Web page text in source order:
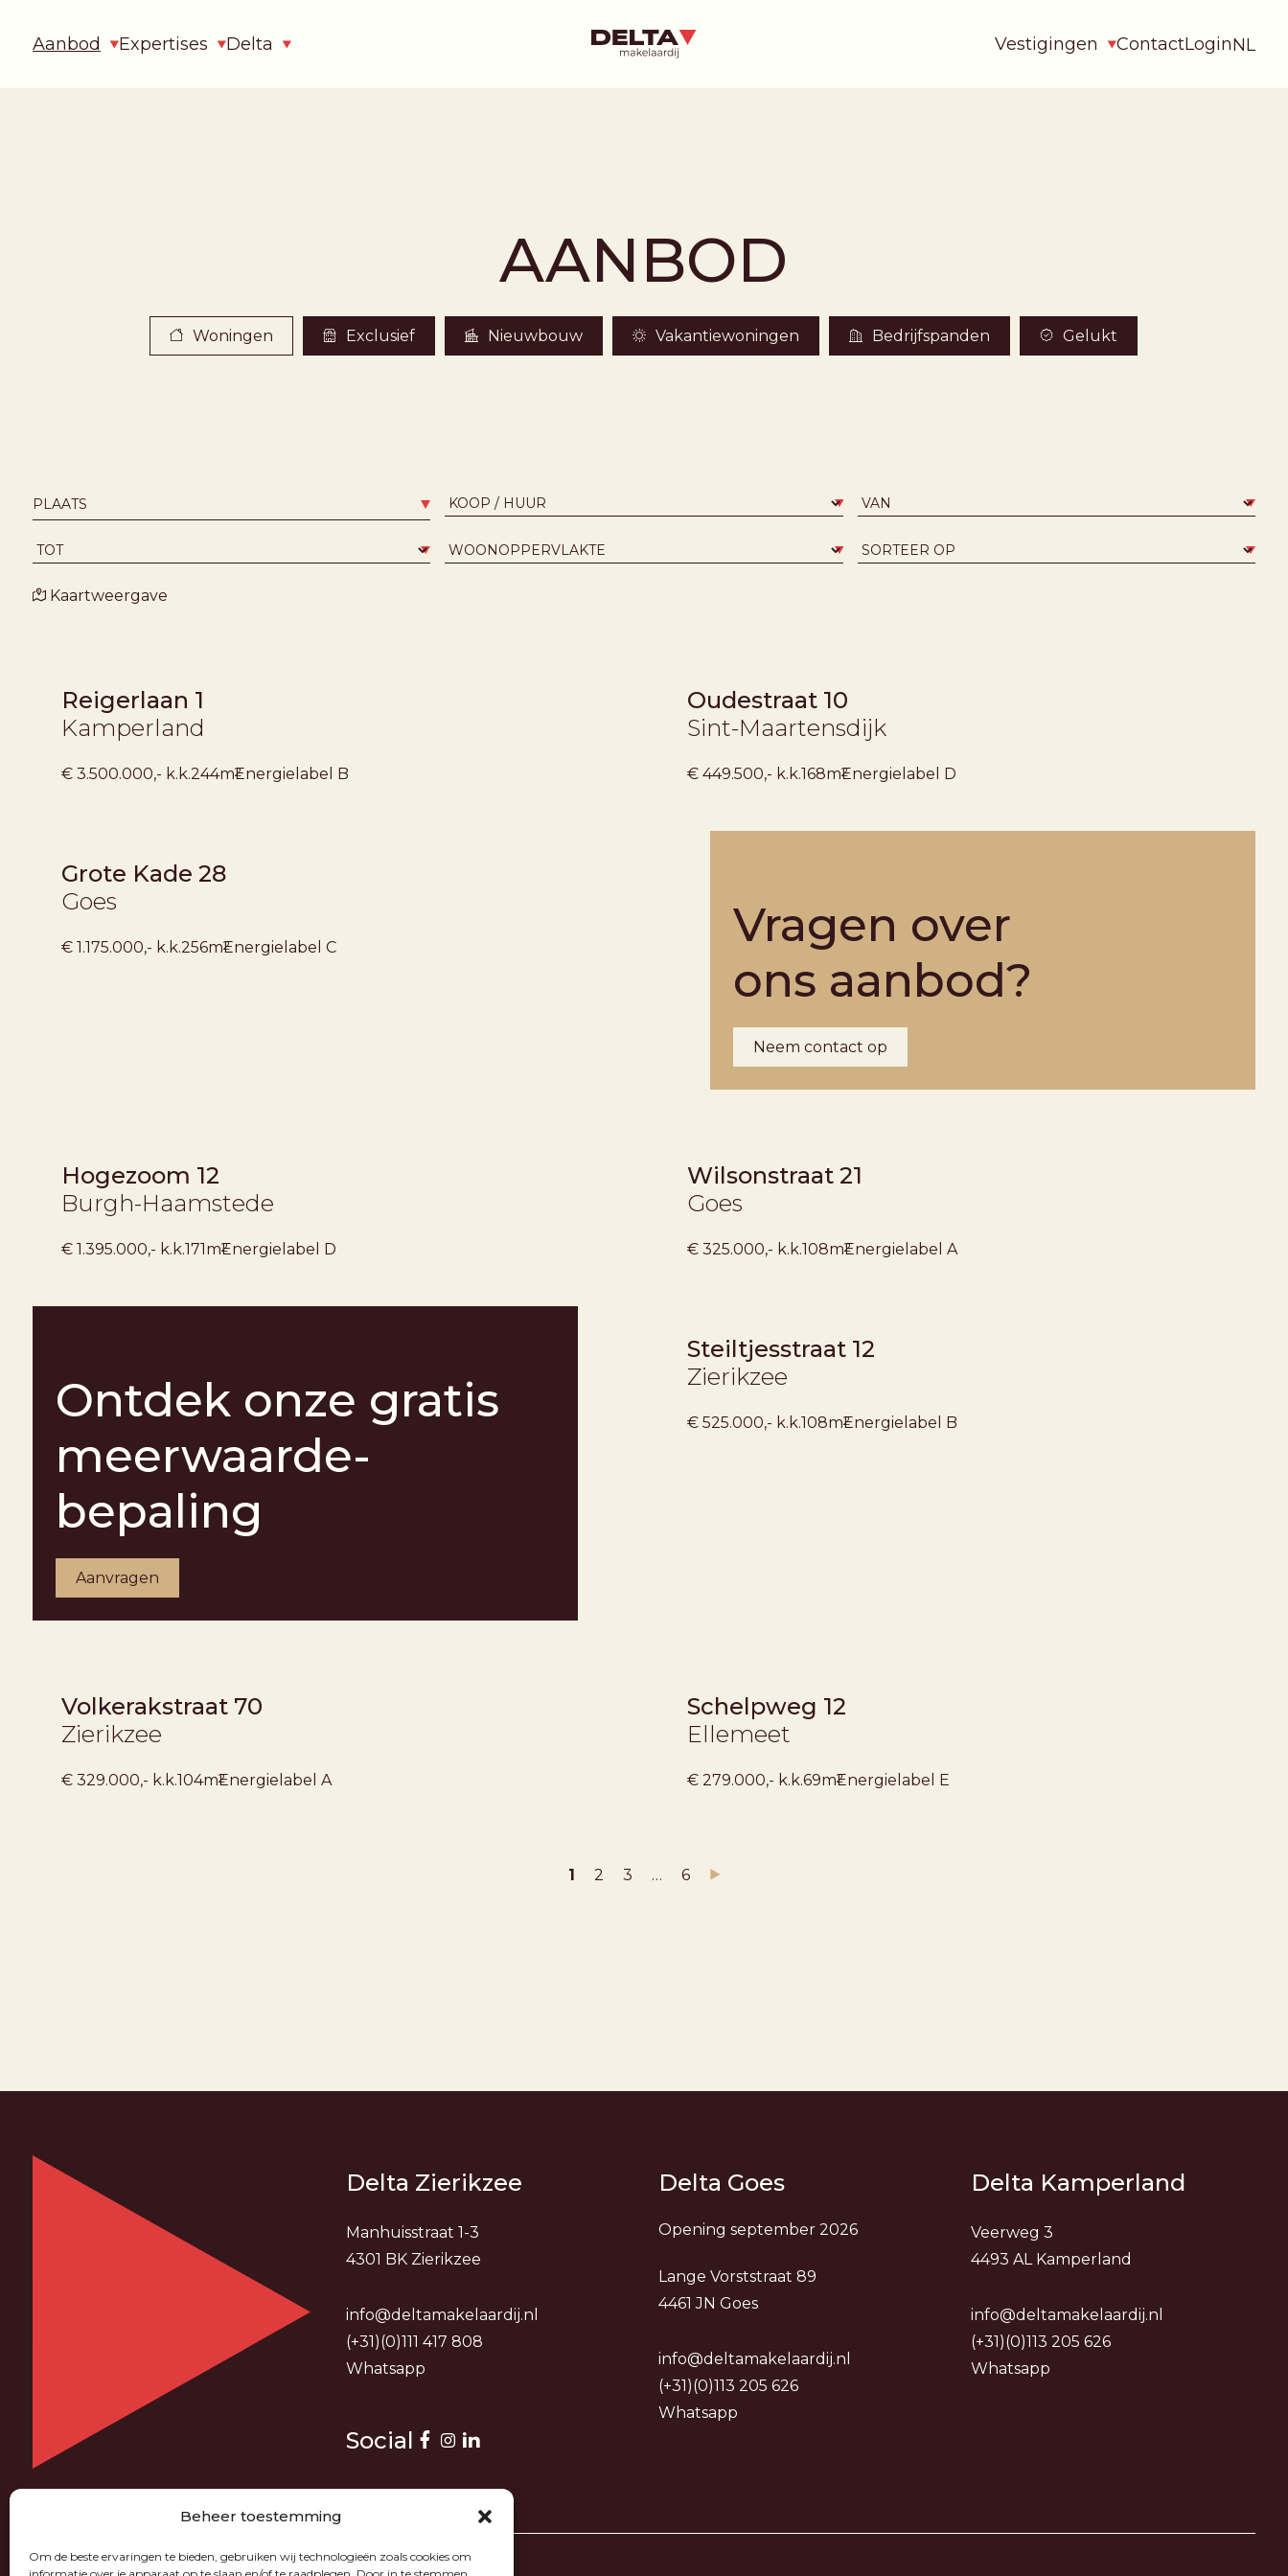
Beheer toestemming
Om de beste ervaringen te bieden, gebruiken wij technologieën zoals cookies om
Aanbod Expertises Delta Vestigingen ContactLoginNL
AANBOD
Woningen Exclusief Nieuwbouw Vakantiewoningen Bedrijfspanden Gelukt
Kaartweergave
Reigerlaan 1
Kamperland
€ 3.500.000,- k.k.244m2
Energielabel B
Oudestraat 10
Sint-Maartensdijk
€ 449.500,- k.k.168m2
Energielabel D
Grote Kade 28
Goes
€ 1.175.000,- k.k.256m2
Energielabel C
Vragen over
ons aanbod?
Neem contact op
Hogezoom 12
Burgh-Haamstede
€ 1.395.000,- k.k.171m2
Energielabel D
Wilsonstraat 21
Goes
€ 325.000,- k.k.108m2
Energielabel A
Ontdek onze gratis
meerwaarde-
bepaling
Aanvragen
Steiltjesstraat 12
Zierikzee
€ 525.000,- k.k.108m2
Energielabel B
Volkerakstraat 70
Zierikzee
€ 329.000,- k.k.104m2
Energielabel A
Schelpweg 12
Ellemeet
€ 279.000,- k.k.69m2
Energielabel E
1 2 3 … 6
Delta Zierikzee
Manhuisstraat 1-3
4301 BK Zierikzee
info@deltamakelaardij.nl
(+31)(0)111 417 808
Whatsapp
Delta Goes
Opening september 2026
Lange Vorststraat 89
4461 JN Goes
info@deltamakelaardij.nl
(+31)(0)113 205 626
Whatsapp
Delta Kamperland
Veerweg 3
4493 AL Kamperland
info@deltamakelaardij.nl
(+31)(0)113 205 626
Whatsapp
Social